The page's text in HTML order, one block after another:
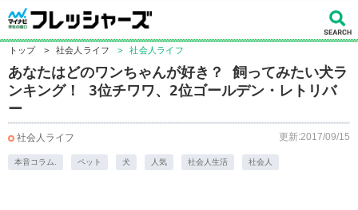
トップ > 社会人ライフ > 社会人ライフ
あなたはどのワンちゃんが好き？ 飼ってみたい犬ラ
ンキング！ 3位チワワ、2位ゴールデン・レトリバ
ー
社会人ライフ 更新:2017/09/15
本音コラム. ペット 犬 人気 社会人生活 社会人